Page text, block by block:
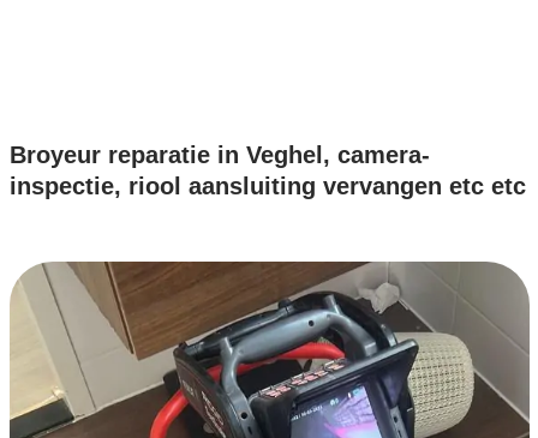
Broyeur reparatie in Veghel, camera-
inspectie, riool aansluiting vervangen etc etc